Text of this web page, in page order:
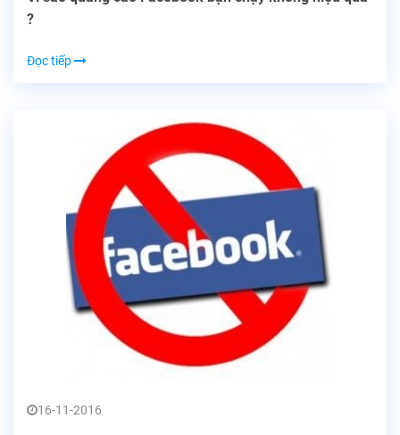
?
Đọc tiếp
16-11-2016